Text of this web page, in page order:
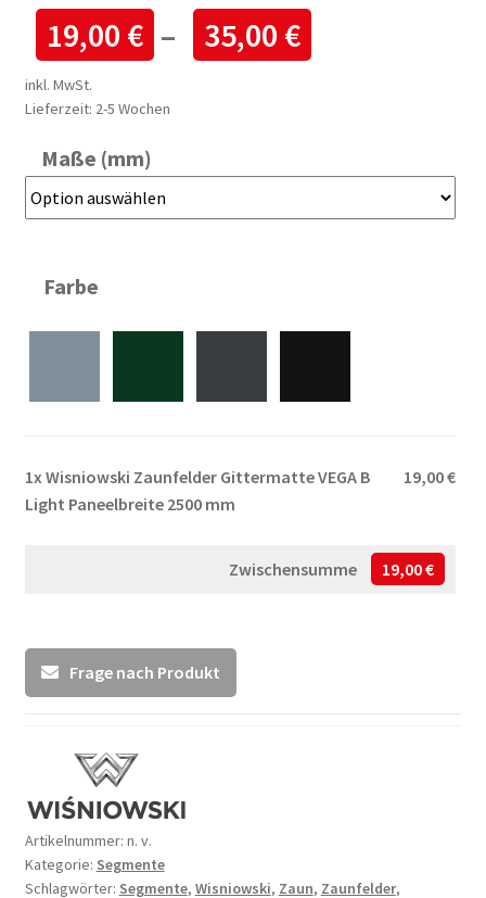
19,00 € – 35,00 €
inkl. MwSt.
Lieferzeit: 2-5 Wochen
Maße (mm)
Farbe
1x Wisniowski Zaunfelder Gittermatte VEGA B
Light Paneelbreite 2500 mm
19,00 €
Zwischensumme 19,00 €
Frage nach Produkt
Artikelnummer: n. v.
Kategorie: Segmente
Schlagwörter: Segmente, Wisniowski, Zaun, Zaunfelder,